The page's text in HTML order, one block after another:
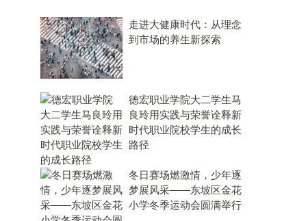
走进大健康时代：从理念
到市场的养生新探索
德宏职业学院大二学生马
良玲用实践与荣誉诠释新
时代职业院校学生的成长
路径
冬日赛场燃激情，少年逐
梦展风采——东坡区金花
小学冬季运动会圆满举行